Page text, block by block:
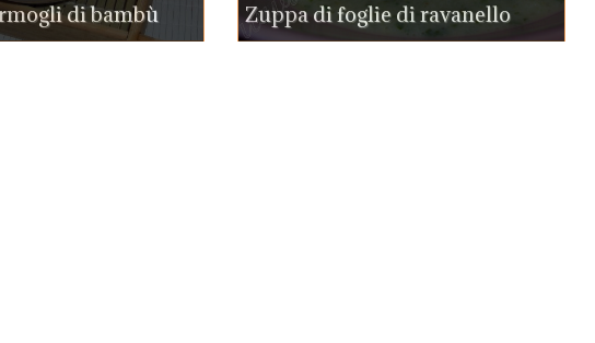
di bambù Zuppa di foglie di ravanello